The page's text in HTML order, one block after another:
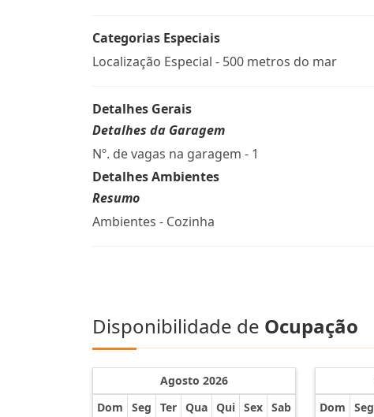
Categorias Especiais
Localização Especial - 500 metros do mar
Detalhes Gerais
Detalhes da Garagem
Nº. de vagas na garagem - 1
Detalhes Ambientes
Resumo
Ambientes - Cozinha
Disponibilidade de Ocupação
Agosto 2026
Dom
Seg Ter Qua Qui Sex Sab
Dom
Seg